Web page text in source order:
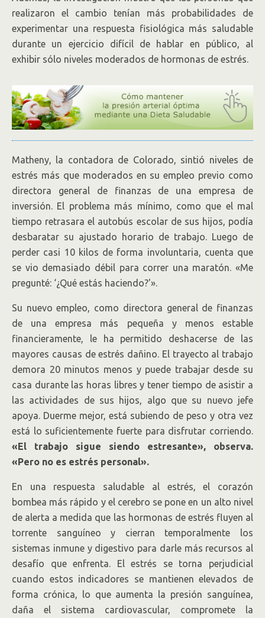
realizaron el cambio tenían más probabilidades de
experimentar una respuesta fisiológica más saludable
durante un ejercicio difícil de hablar en público, al
exhibir sólo niveles moderados de hormonas de estrés.
Matheny, la contadora de Colorado, sintió niveles de
estrés más que moderados en su empleo previo como
directora general de finanzas de una empresa de
inversión. El problema más mínimo, como que el mal
tiempo retrasara el autobús escolar de sus hijos, podía
desbaratar su ajustado horario de trabajo. Luego de
perder casi 10 kilos de forma involuntaria, cuenta que
se vio demasiado débil para correr una maratón. «Me
pregunté: ‘¿Qué estás haciendo?'».
Su nuevo empleo, como directora general de finanzas
de una empresa más pequeña y menos estable
financieramente, le ha permitido deshacerse de las
mayores causas de estrés dañino. El trayecto al trabajo
demora 20 minutos menos y puede trabajar desde su
casa durante las horas libres y tener tiempo de asistir a
las actividades de sus hijos, algo que su nuevo jefe
apoya. Duerme mejor, está subiendo de peso y otra vez
está lo suficientemente fuerte para disfrutar corriendo.
«El trabajo sigue siendo estresante», observa.
«Pero no es estrés personal».
En una respuesta saludable al estrés, el corazón
bombea más rápido y el cerebro se pone en un alto nivel
de alerta a medida que las hormonas de estrés fluyen al
torrente sanguíneo y cierran temporalmente los
sistemas inmune y digestivo para darle más recursos al
desafío que enfrenta. El estrés se torna perjudicial
cuando estos indicadores se mantienen elevados de
forma crónica, lo que aumenta la presión sanguínea,
daña el sistema cardiovascular, compromete la